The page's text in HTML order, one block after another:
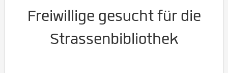
Freiwillige gesucht für die
Strassenbibliothek